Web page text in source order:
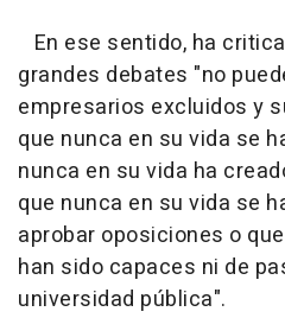
En ese sentido, ha
grandes debates "no
empresarios excluidos y
que nunca en su vida se
nunca en su vida ha
que nunca en su vida se
aprobar oposiciones o
han sido capaces ni de
universidad pública".